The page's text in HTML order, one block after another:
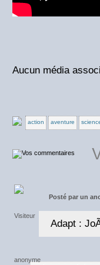
Aucun média
action aventure
Posté par un
Adapt :